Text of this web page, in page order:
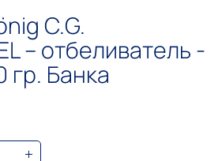
C.G.
– отбеливатель -
гр. Банка